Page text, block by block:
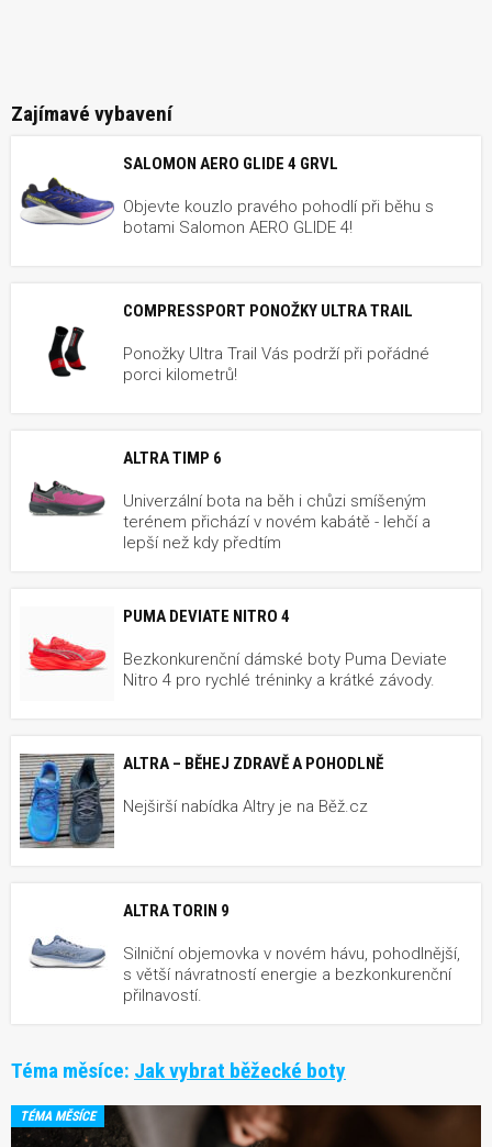
Zajímavé vybavení
SALOMON AERO GLIDE 4 GRVL
Objevte kouzlo pravého pohodlí při běhu s
botami Salomon AERO GLIDE 4!
COMPRESSPORT PONOŽKY ULTRA TRAIL
Ponožky Ultra Trail Vás podrží při pořádné
porci kilometrů!
ALTRA TIMP 6
Univerzální bota na běh i chůzi smíšeným
terénem přichází v novém kabátě - lehčí a
lepší než kdy předtím
PUMA DEVIATE NITRO 4
Bezkonkurenční dámské boty Puma Deviate
Nitro 4 pro rychlé tréninky a krátké závody.
ALTRA – BĚHEJ ZDRAVĚ A POHODLNĚ
Nejširší nabídka Altry je na Běž.cz
ALTRA TORIN 9
Silniční objemovka v novém hávu, pohodlnější,
s větší návratností energie a bezkonkurenční
přilnavostí.
Téma měsíce: Jak vybrat běžecké boty
TÉMA MĚSÍCE